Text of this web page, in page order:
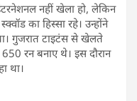
नहीं खेला हो, लेकिन
का हिस्सा रहे। उन्होंने
गुजरात टाइटंस से खेलते
रन बनाए थे। इस दौरान
था।